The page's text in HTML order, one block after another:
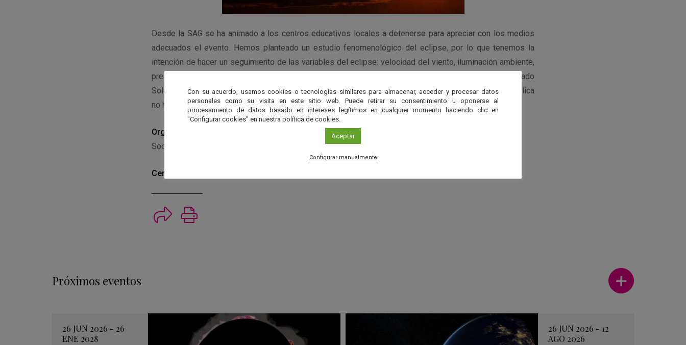
Desde la SAG se ha animado a los centros educativos locales a detenerse para apreciar con los medios
adecuados el evento. Hemos planteado un estudio fenomenológico del eclipse, por lo que tenemos la
intención de hacer un seguimiento de las variables del eclipse: velocidad del viento, iluminación ambiente,
presión y temperatura con el fin de elaborar curvas características. Además contaremos con un Coronado
Solar Max 60 (H alfa) y otros telescopios al efecto. Aunque la actividad no se ha convocado como pública
no hemos puesto impedimento a la asistencia a los interesados en ella.
Organiza
Sociedad Astronómica Granadina (SAG). RAdA
Centro
Próximos eventos
Ver más
26 JUN 2026 - 26
ENE 2028
26 JUN 2026 - 12
AGO 2026
Con su acuerdo, usamos cookies o tecnologías similares para almacenar, acceder y procesar datos
personales como su visita en este sitio web. Puede retirar su consentimiento u oponerse al
procesamiento de datos basado en intereses legítimos en cualquier momento haciendo clic en
"Configurar cookies" en nuestra política de cookies.
Aceptar
Configurar manualmente